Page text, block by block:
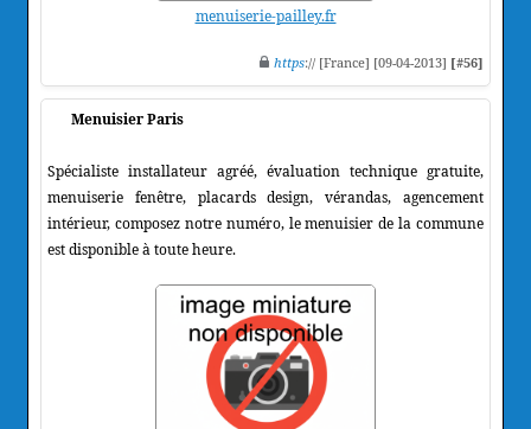
menuiserie-pailley.fr
https:// [France] [09-04-2013] [#56]
Menuisier Paris
Spécialiste installateur agréé, évaluation technique gratuite,
menuiserie fenêtre, placards design, vérandas, agencement
intérieur, composez notre numéro, le menuisier de la commune
est disponible à toute heure.